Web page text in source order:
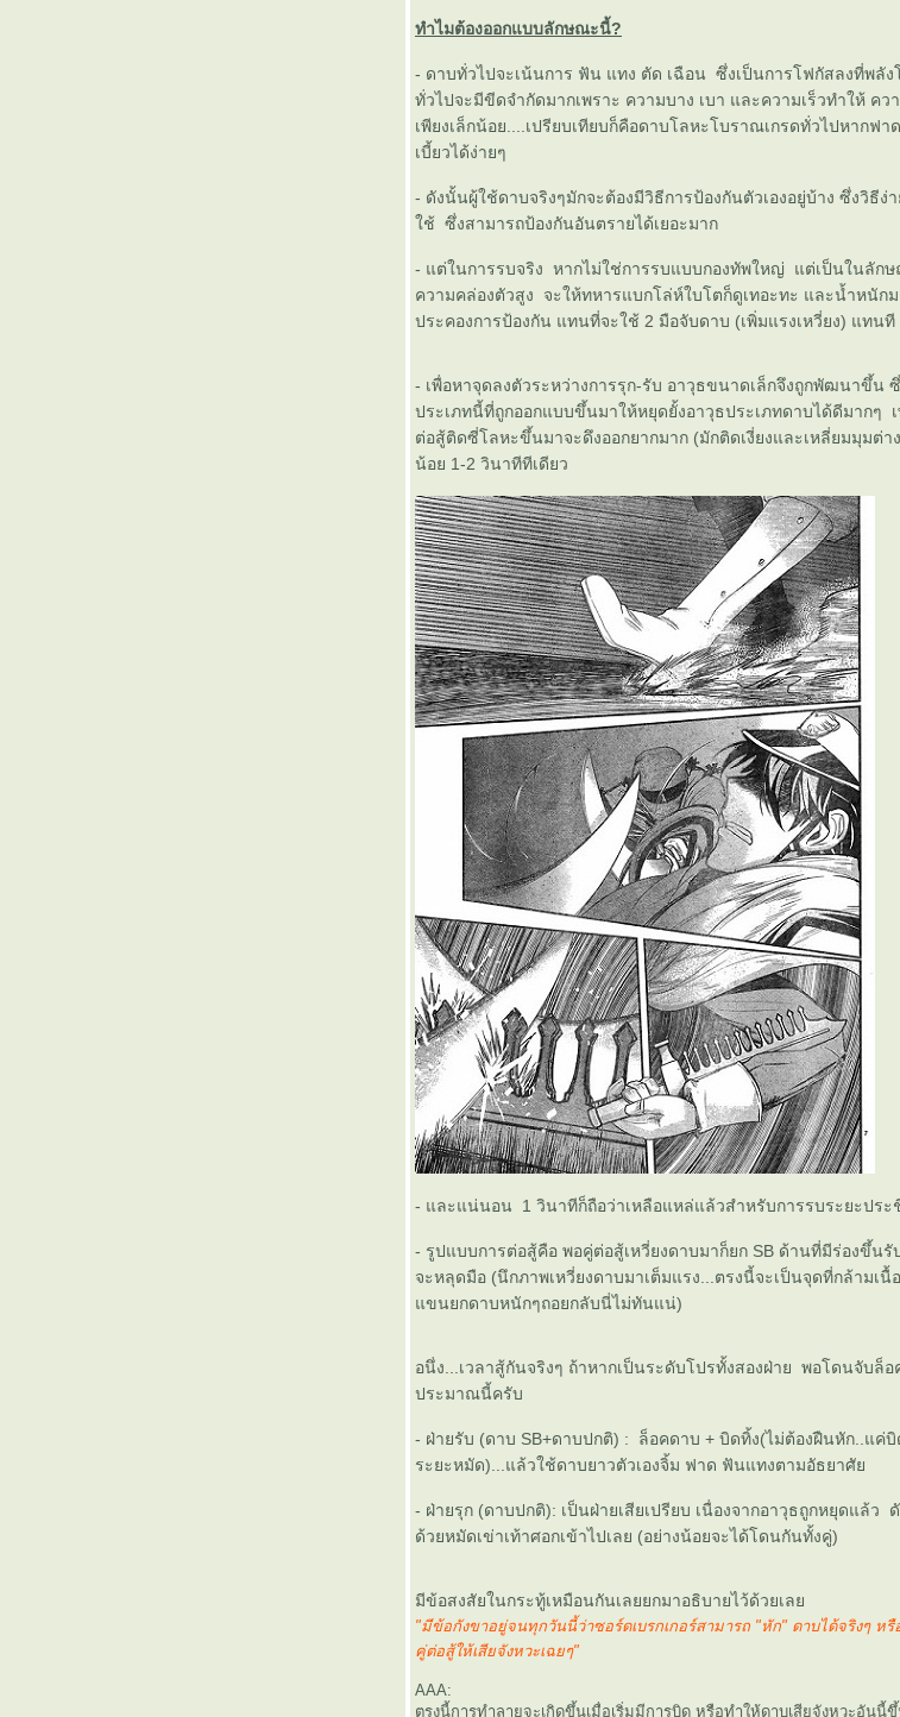
ทำไมต้องออกแบบลักษณะนี้?
- ดาบทั่วไปจะเน้นการ ฟัน แทง ตัด เฉือน ซึ่งเป็นการโฟกัสลงที่พลั
ทั่วไปจะมีขีดจำกัดมากเพราะ ความบาง เบา และความเร็วทำให้ ค
เพียงเล็กน้อย....เปรียบเทียบก็คือดาบโลหะโบราณเกรดทั่วไปหากฟ
เบี้ยวได้ง่ายๆ
- ดังนั้นผู้ใช้ดาบจริงๆมักจะต้องมีวิธีการป้องกันตัวเองอยู่บ้าง ซึ่งวิธี
ช้ ซึ่งสามารถป้องกันอันตรายได้เยอะมาก
- แต่ในการรบจริง หากไม่ใช่การรบแบบกองทัพใหญ่ แต่เป็นในลัก
ความคล่องตัวสูง จะให้ทหารแบกโล่ห์ใบโตก็ดูเทอะทะ และน้ำหนัก
ประคองการป้องกัน แทนที่จะใช้ 2 มือจับดาบ (เพิ่มแรงเหวี่ยง) แทนที
- เพื่อหาจุดลงตัวระหว่างการรุก-รับ อาวุธขนาดเล็กจึงถูกพัฒนาขึ้น
ประเภทนี้ที่ถูกออกแบบขึ้นมาให้หยุดยั้งอาวุธประเภทดาบได้ดีมากๆ
ต่อสู้ติดซี่โลหะขึ้นมาจะดึงออกยากมาก (มักติดเงี่ยงและเหลี่ยมมุมต่
น้อย 1-2 วินาทีทีเดียว
- และแน่นอน 1 วินาทีก็ถือว่าเหลือแหล่แล้วสำหรับการรบระยะปร
- รูปแบบการต่อสู้คือ พอคู่ต่อสู้เหวี่ยงดาบมาก็ยก SB ด้านที่มีร่องขึ้นรั
จะหลุดมือ (นึกภาพเหวี่ยงดาบมาเต็มแรง...ตรงนี้จะเป็นจุดที่กล้ามเ
ขนยกดาบหนักๆถอยกลับนี่ไม่ทันแน่)
อนึ่ง...เวลาสู้กันจริงๆ ถ้าหากเป็นระดับโปรทั้งสองฝ่าย พอโดนจับล็
ประมาณนี้ครับ
- ฝ่ายรับ (ดาบ SB+ดาบปกติ) : ล็อคดาบ + บิดทิ้ง(ไม่ต้องฝืนหัก..แค่บิ
ระยะหมัด)...แล้วใช้ดาบยาวตัวเองจิ้ม ฟาด ฟันแทงตามอัธยาศั
- ฝ่ายรุก (ดาบปกติ): เป็นฝ่ายเสียเปรียบ เนื่องจากอาวุธถูกหยุดแล้ว
ด้วยหมัดเข่าเท้าศอกเข้าไปเลย (อย่างน้อยจะได้โดนกันทั้งคู่)
มีข้อสงสัยในกระทู้เหมือนกันเลยยกมาอธิบายไว้ด้วยเล
"มีข้อกังขาอยู่จนทุกวันนี้ว่าซอร์ดเบรกเกอร์สามารถ "หัก" ดาบได้จริงๆ ห
คู่ต่อสู้ให้เสียจังหวะเฉยๆ"
AAA:
ตรงนี้การทำลายจะเกิดขึ้นเมื่อเริ่มมีการบิด หรือทำให้ดาบเสียจังหวะอัน